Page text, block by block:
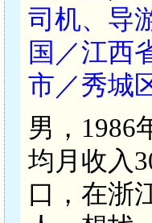
司机、导
国／江西
市／秀城
男，1986
均月收入
口，在浙